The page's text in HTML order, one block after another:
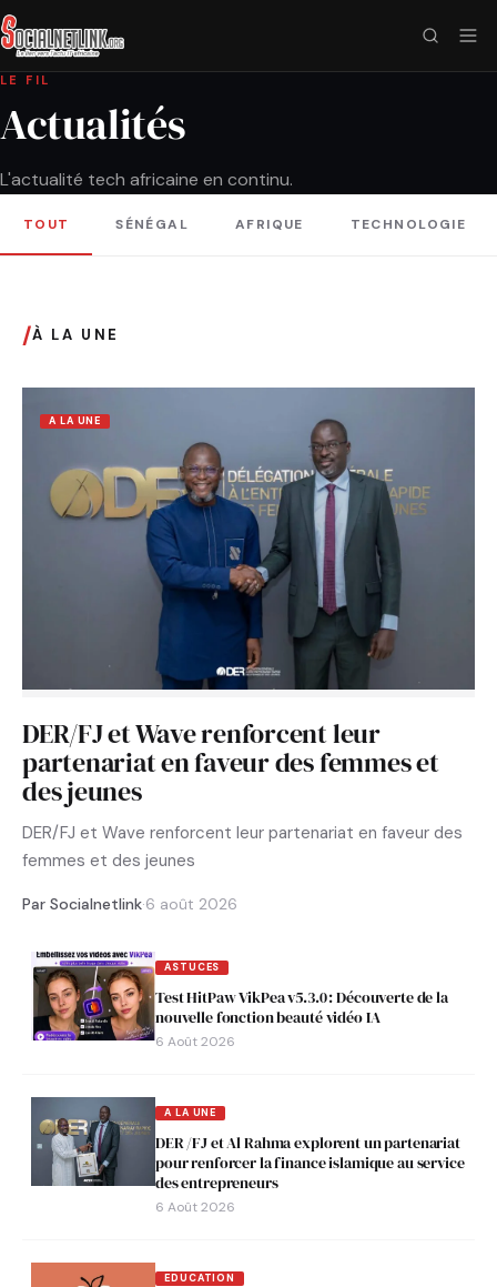
LE FIL
Actualités
L'actualité tech africaine en continu.
TOUT SÉNÉGAL AFRIQUE TECHNOLOGIE
/À LA UNE
A LA UNE
DER/FJ et Wave renforcent leur
partenariat en faveur des femmes et
des jeunes
DER/FJ et Wave renforcent leur partenariat en faveur des
femmes et des jeunes
Par Socialnetlink·6 août 2026
ASTUCES
Test HitPaw VikPea v5.3.0 : Découverte de la
nouvelle fonction beauté vidéo IA
6 Août 2026
A LA UNE
DER /FJ et Al Rahma explorent un partenariat
pour renforcer la finance islamique au service
des entrepreneurs
6 Août 2026
EDUCATION